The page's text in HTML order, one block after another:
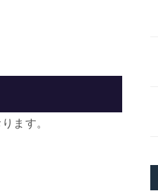
ます。